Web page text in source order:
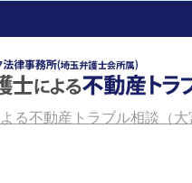
る不動産トラブル相談（大